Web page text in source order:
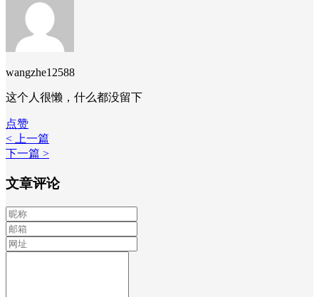
wangzhe12588
这个人很懒，什么都没留下
点赞
< 上一篇
下一篇 >
文章评论